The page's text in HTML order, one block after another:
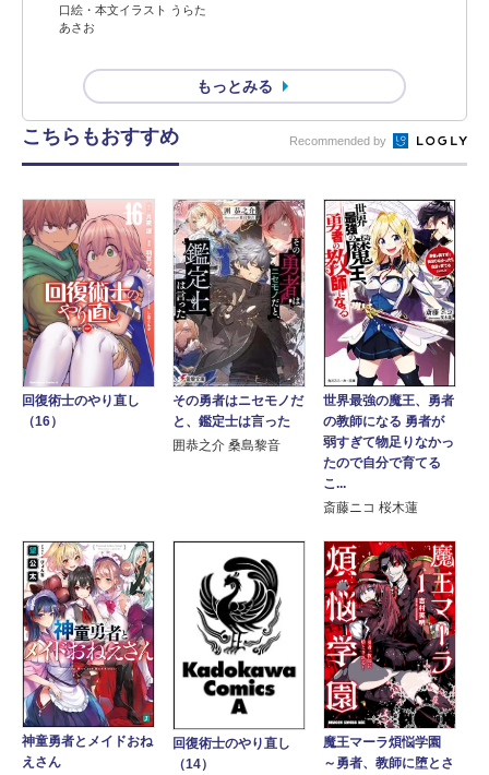
口絵・本文イラスト うらた
あさお
もっとみる
こちらもおすすめ Recommended by
回復術士のやり直し
（16）
その勇者はニセモノだ
と、鑑定士は言った
囲恭之介 桑島黎音
世界最強の魔王、勇者
の教師になる 勇者が
弱すぎて物足りなかっ
たので自分で育てる
こ...
斎藤ニコ 桜木蓮
神童勇者とメイドおね
えさん
回復術士のやり直し
（14）
魔王マーラ煩悩学園
～勇者、教師に堕とさ